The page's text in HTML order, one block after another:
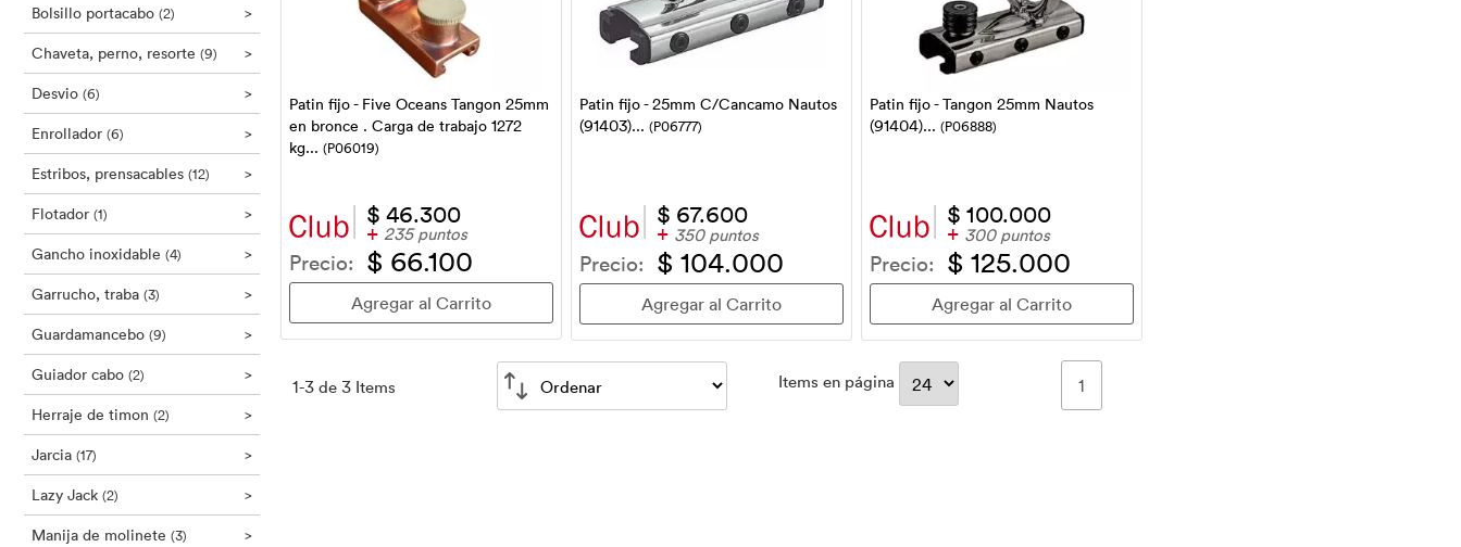
>
Bolsillo portacabo (2)
>
Chaveta, perno, resorte (9)
>
Desvio (6)
>
Enrollador (6)
>
Estribos, prensacables (12)
>
Flotador (1)
>
Gancho inoxidable (4)
>
Garrucho, traba (3)
>
Guardamancebo (9)
>
Guiador cabo (2)
>
Herraje de timon (2)
>
Jarcia (17)
>
Lazy Jack (2)
>
Manija de molinete (3)
Patin fijo - Five Oceans Tangon 25mm
en bronce . Carga de trabajo 1272
kg... (P06019)
$ 46.300
+ 235 puntos
Precio: $ 66.100
Patin fijo - 25mm C/Cancamo Nautos
(91403)... (P06777)
$ 67.600
+ 350 puntos
Precio: $ 104.000
Patin fijo - Tangon 25mm Nautos
(91404)... (P06888)
$ 100.000
+ 300 puntos
Precio: $ 125.000
1-3 de 3 Items Items en página 1